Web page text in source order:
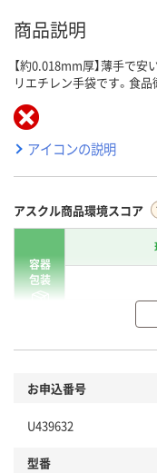
商品説明
【約0.018mm厚】薄手で
リエチレン手袋です。食品
アイコンの説明
アスクル商品環境スコア
容器
包装
商品
本体
お申込番号
U439632
型番